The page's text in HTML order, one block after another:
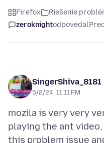
Firefox Riešenie
zeroknightodpovedal
SingerShiva_8181
5/2/24, 11:11 PM
mozila is very very
playing the ant